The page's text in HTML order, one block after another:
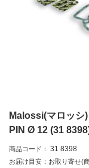
Malossi(マロッシ
PIN Ø 12 (31
商品コード： 31 8398
お届け目安：お取り寄せ(